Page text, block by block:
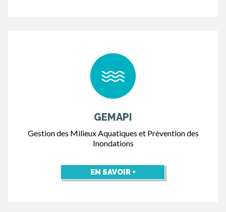
GEMAPI
Gestion des Milieux Aquatiques et Prévention des
Inondations
EN SAVOIR +